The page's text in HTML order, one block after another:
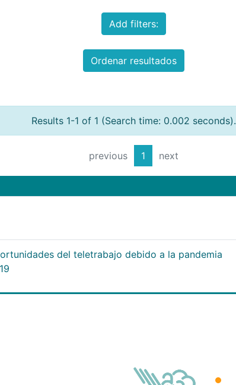
Add filters:
Ordenar resultados
Results 1-1 of 1 (Search time: 0.002 seconds).
previous 1 next
del teletrabajo debido a la pandemia